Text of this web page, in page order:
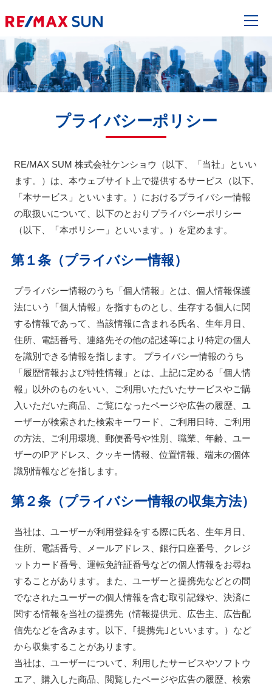
プライバシーポリシー
RE/MAX SUM 株式会社ケンショウ（以下、「当社」といい
ます。）は、本ウェブサイト上で提供するサービス（以下,
「本サービス」といいます。）におけるプライバシー情報
の取扱いについて、以下のとおりプライバシーポリシー
（以下、「本ポリシー」といいます。）を定めます。
第１条（プライバシー情報）
プライバシー情報のうち「個人情報」とは、個人情報保護
法にいう「個人情報」を指すものとし、生存する個人に関
する情報であって、当該情報に含まれる氏名、生年月日、
住所、電話番号、連絡先その他の記述等により特定の個人
を識別できる情報を指します。 プライバシー情報のうち
「履歴情報および特性情報」とは、上記に定める「個人情
報」以外のものをいい、ご利用いただいたサービスやご購
入いただいた商品、ご覧になったページや広告の履歴、ユ
ーザーが検索された検索キーワード、ご利用日時、ご利用
の方法、ご利用環境、郵便番号や性別、職業、年齢、ユー
ザーのIPアドレス、クッキー情報、位置情報、端末の個体
識別情報などを指します。
第２条（プライバシー情報の収集方法）
当社は、ユーザーが利用登録をする際に氏名、生年月日、
住所、電話番号、メールアドレス、銀行口座番号、クレジ
ットカード番号、運転免許証番号などの個人情報をお尋ね
することがあります。また、ユーザーと提携先などとの間
でなされたユーザーの個人情報を含む取引記録や、決済に
関する情報を当社の提携先（情報提供元、広告主、広告配
信先などを含みます。以下、｢提携先｣といいます。）など
から収集することがあります。
当社は、ユーザーについて、利用したサービスやソフトウ
エア、購入した商品、閲覧したページや広告の履歴、検索